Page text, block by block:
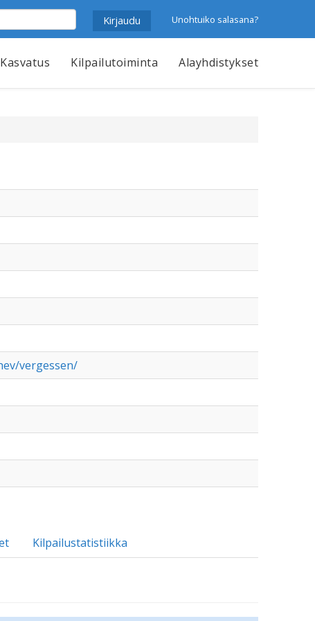
Unohtuiko salasana?
Kasvatus Kilpailutoiminta Alayhdistykset
vergessen/
Kilpailustatistiikka